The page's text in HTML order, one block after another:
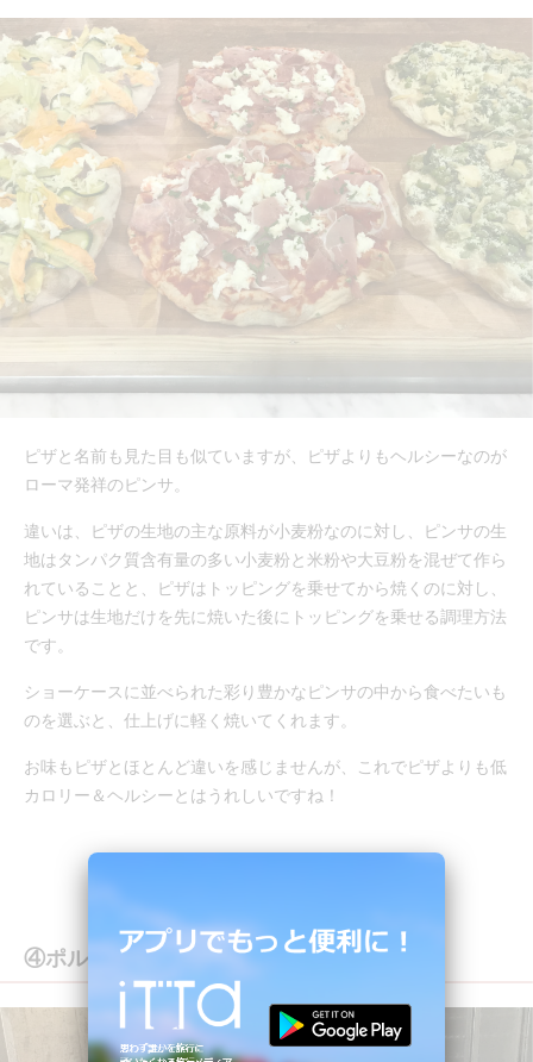
ピザと名前も見た目も似ていますが、ピザよりもヘルシーなのが
ローマ発祥のピンサ。
違いは、ピザの生地の主な原料が小麦粉なのに対し、ピンサの生
地はタンパク質含有量の多い小麦粉と米粉や大豆粉を混ぜて作ら
れていることと、ピザはトッピングを乗せてから焼くのに対し、
ピンサは生地だけを先に焼いた後にトッピングを乗せる調理方法
です。
ショーケースに並べられた彩り豊かなピンサの中から食べたいも
のを選ぶと、仕上げに軽く焼いてくれます。
お味もピザとほとんど違いを感じませんが、これでピザよりも低
カロリー＆ヘルシーとはうれしいですね！
④ポルケッタ